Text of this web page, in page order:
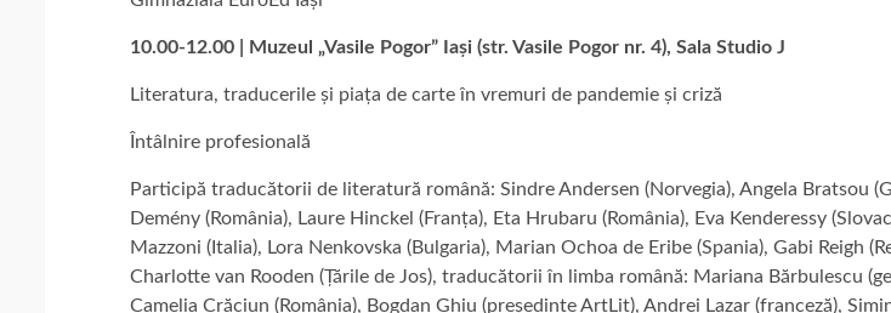
10.00-12.00 | Muzeul „Vasile Pogor” Iași (str. Vasile Pogor nr. 4), Sala Studio J
Literatura, traducerile și piața de carte în vremuri de pandemie și criză
Întâlnire profesională
Participă traducătorii de literatură română: Sindre Andersen (Norvegia), Angela Bratsou
Demény (România), Laure Hinckel (Franța), Eta Hrubaru (România), Eva Kenderessy
Mazzoni (Italia), Lora Nenkovska (Bulgaria), Marian Ochoa de Eribe (Spania), Gabi Reigh
Charlotte van Rooden (Țările de Jos), traducătorii în limba română: Mariana Bărbulescu
Camelia Crăciun (România), Bogdan Ghiu (președinte ArtLit), Andrei Lazar (franceză),